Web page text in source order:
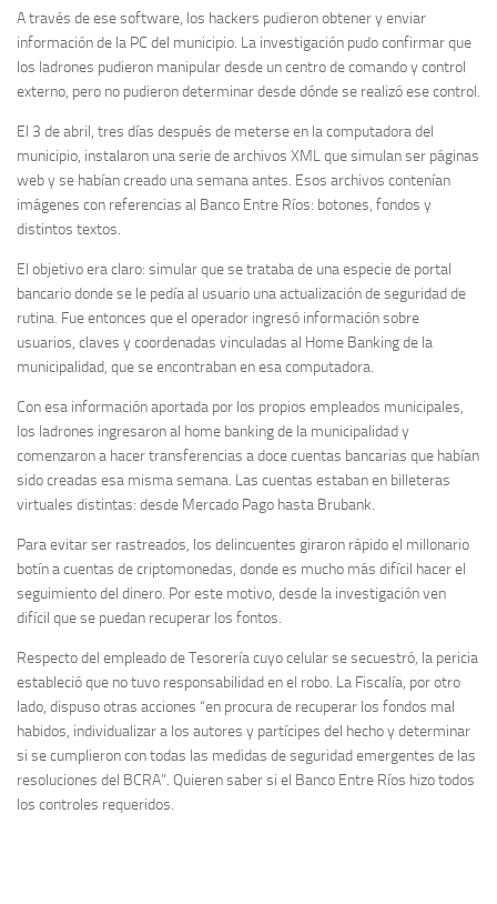
A través de ese software, los hackers pudieron obtener y enviar
información de la PC del municipio. La investigación pudo confirmar que
los ladrones pudieron manipular desde un centro de comando y control
externo, pero no pudieron determinar desde dónde se realizó ese control.
El 3 de abril, tres días después de meterse en la computadora del
municipio, instalaron una serie de archivos XML que simulan ser páginas
web y se habían creado una semana antes. Esos archivos contenían
imágenes con referencias al Banco Entre Ríos: botones, fondos y
distintos textos.
El objetivo era claro: simular que se trataba de una especie de portal
bancario donde se le pedía al usuario una actualización de seguridad de
rutina. Fue entonces que el operador ingresó información sobre
usuarios, claves y coordenadas vinculadas al Home Banking de la
municipalidad, que se encontraban en esa computadora.
Con esa información aportada por los propios empleados municipales,
los ladrones ingresaron al home banking de la municipalidad y
comenzaron a hacer transferencias a doce cuentas bancarias que habían
sido creadas esa misma semana. Las cuentas estaban en billeteras
virtuales distintas: desde Mercado Pago hasta Brubank.
Para evitar ser rastreados, los delincuentes giraron rápido el millonario
botín a cuentas de criptomonedas, donde es mucho más difícil hacer el
seguimiento del dinero. Por este motivo, desde la investigación ven
difícil que se puedan recuperar los fontos.
Respecto del empleado de Tesorería cuyo celular se secuestró, la pericia
estableció que no tuvo responsabilidad en el robo. La Fiscalía, por otro
lado, dispuso otras acciones “en procura de recuperar los fondos mal
habidos, individualizar a los autores y partícipes del hecho y determinar
si se cumplieron con todas las medidas de seguridad emergentes de las
resoluciones del BCRA”. Quieren saber si el Banco Entre Ríos hizo todos
los controles requeridos.